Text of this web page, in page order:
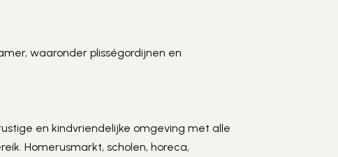
waaronder plisségordijnen en
en kindvriendelijke omgeving met alle
Homerusmarkt, scholen, horeca,